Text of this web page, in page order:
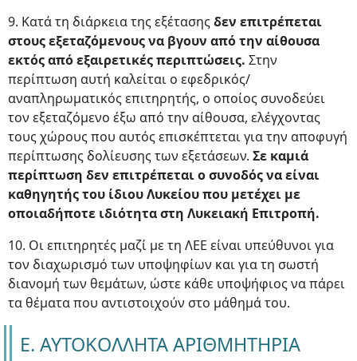
9. Κατά τη διάρκεια της εξέτασηςδεν επιτρέπεται
στους εξεταζόμενους να βγουν από την αίθουσα
εκτός από εξαιρετικές περιπτώσεις. Στην
περίπτωση αυτή καλείται ο εφεδρικός/
αναπληρωματικός επιτηρητής, ο οποίος συνοδεύει
τον εξεταζόμενο έξω από την αίθουσα, ελέγχοντας
τους χώρους που αυτός επισκέπτεται για την αποφυγή
περίπτωσης δολίευσης των εξετάσεων. Σε καμιά
περίπτωση δεν επιτρέπεται ο συνοδός να είναι
καθηγητής του ίδιου Λυκείου που μετέχει με
οποιαδήποτε ιδιότητα στη Λυκειακή Επιτροπή.
10. Οι επιτηρητές μαζί με τη ΛΕΕ είναι υπεύθυνοι για
τον διαχωρισμό των υποψηφίων και για τη σωστή
διανομή των θεμάτων, ώστε κάθε υποψήφιος να πάρει
τα θέματα που αντιστοιχούν στο μάθημά του.
Ε. ΑΥΤΟΚΟΛΛΗΤΑ ΑΡΙΘΜΗΤΗΡΙΑ